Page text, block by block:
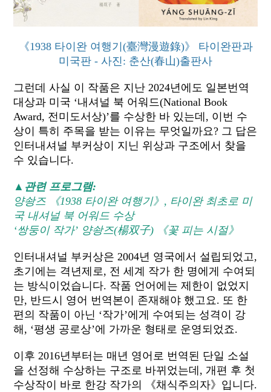
《1938 타이완 여행기(臺灣漫遊錄)》 타이완판과
미국판 - 사진: 춘산(春山)출판사
그런데 사실 이 작품은 지난 2024년에도 일본번역
대상과 미국 ‘내셔널 북 어워드(National Book
Award, 전미도서상)’를 수상한 바 있는데, 이번 수
상이 특히 주목을 받는 이유는 무엇일까요? 그 답은
인터내셔널 부커상이 지닌 위상과 구조에서 찾을
수 있습니다.
▲관련 프로그램:
양솽즈 《1938 타이완 여행기》, 타이완 최초로 미
국 내셔널 북 어워드 수상
‘쌍둥이 작가’ 양솽즈(楊双子) 《꽃 피는 시절》
인터내셔널 부커상은 2004년 영국에서 설립되었고,
초기에는 격년제로, 전 세계 작가 한 명에게 수여되
는 방식이었습니다. 작품 언어에는 제한이 없었지
만, 반드시 영어 번역본이 존재해야 했고요. 또 한
편의 작품이 아닌 ‘작가’에게 수여되는 성격이 강
해, ‘평생 공로상’에 가까운 형태로 운영되었죠.
이후 2016년부터는 매년 영어로 번역된 단일 소설
을 선정해 수상하는 구조로 바뀌었는데, 개편 후 첫
수상작이 바로 한강 작가의 《채식주의자》입니다.